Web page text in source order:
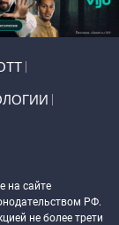
на сайте
РФ.
не более трети